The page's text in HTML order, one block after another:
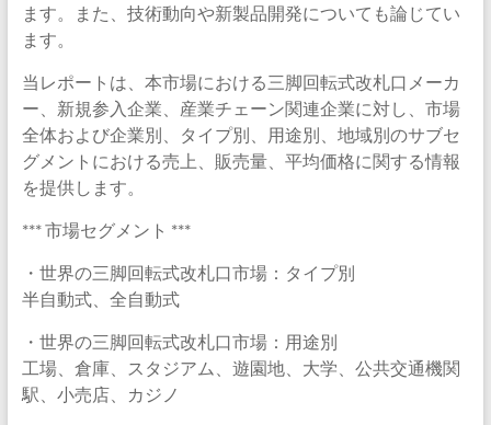
ます。また、技術動向や新製品開発についても論じてい
ます。
当レポートは、本市場における三脚回転式改札口メーカ
ー、新規参入企業、産業チェーン関連企業に対し、市場
全体および企業別、タイプ別、用途別、地域別のサブセ
グメントにおける売上、販売量、平均価格に関する情報
を提供します。
*** 市場セグメント ***
・世界の三脚回転式改札口市場：タイプ別
半自動式、全自動式
・世界の三脚回転式改札口市場：用途別
工場、倉庫、スタジアム、遊園地、大学、公共交通機関
駅、小売店、カジノ